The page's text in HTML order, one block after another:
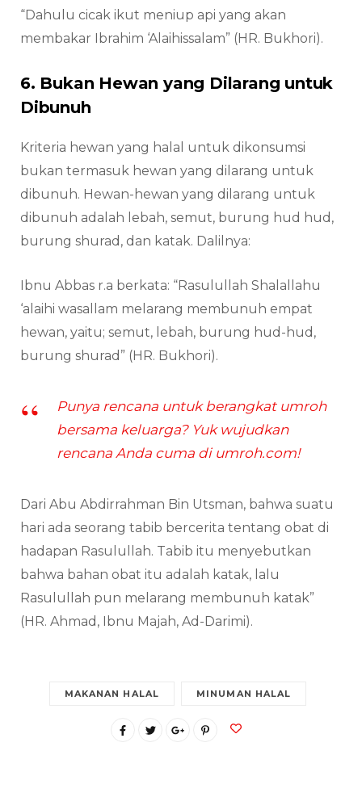
“Dahulu cicak ikut meniup api yang akan
membakar Ibrahim ‘Alaihissalam” (HR. Bukhori).
6. Bukan Hewan yang Dilarang untuk
Dibunuh
Kriteria hewan yang halal untuk dikonsumsi
bukan termasuk hewan yang dilarang untuk
dibunuh. Hewan-hewan yang dilarang untuk
dibunuh adalah lebah, semut, burung hud hud,
burung shurad, dan katak. Dalilnya:
Ibnu Abbas r.a berkata: “Rasulullah Shalallahu
‘alaihi wasallam melarang membunuh empat
hewan, yaitu; semut, lebah, burung hud-hud,
burung shurad” (HR. Bukhori).
Punya rencana untuk berangkat umroh
bersama keluarga? Yuk wujudkan
rencana Anda cuma di umroh.com!
Dari Abu Abdirrahman Bin Utsman, bahwa suatu
hari ada seorang tabib bercerita tentang obat di
hadapan Rasulullah. Tabib itu menyebutkan
bahwa bahan obat itu adalah katak, lalu
Rasulullah pun melarang membunuh katak”
(HR. Ahmad, Ibnu Majah, Ad-Darimi).
MAKANAN HALAL MINUMAN HALAL